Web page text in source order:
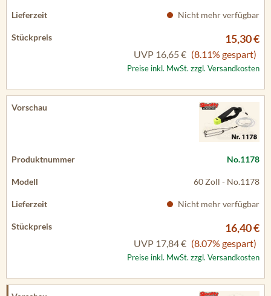
Nicht mehr verfügbar
15,30 €
UVP 16,65 € (8.11% gespart)
Preise inkl. MwSt. zzgl. Versandkosten
No.1178
60 Zoll - No.1178
Nicht mehr verfügbar
16,40 €
UVP 17,84 € (8.07% gespart)
Preise inkl. MwSt. zzgl. Versandkosten